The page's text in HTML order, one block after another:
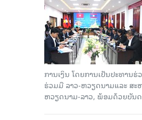
ການເງິນ ໂດຍການເປັນປະທານ
ຮ່ວມມື ລາວ-ຫວຽດນາມແລະ ສະ
ຫວຽດນາມ-ລາວ, ພ້ອມດ້ວຍບັນ